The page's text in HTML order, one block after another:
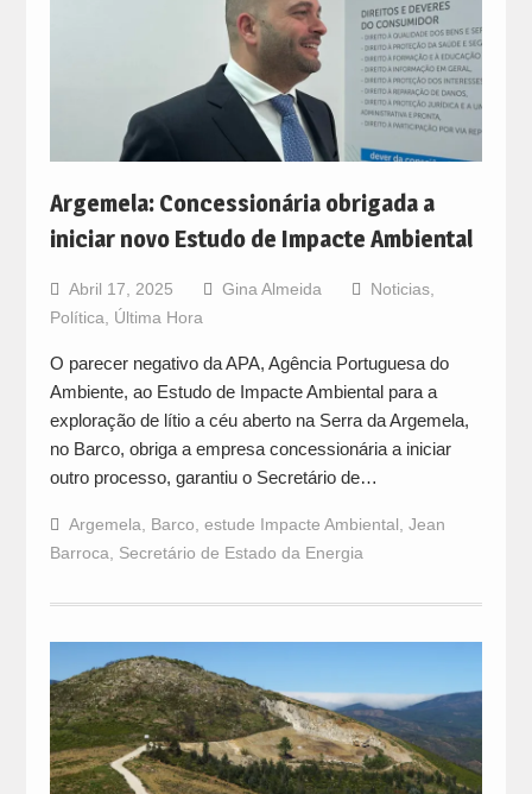
Argemela: Concessionária obrigada a
iniciar novo Estudo de Impacte Ambiental
Abril 17, 2025 Gina Almeida Noticias,
Política
Última Hora
O parecer negativo da APA, Agência Portuguesa do
Ambiente, ao Estudo de Impacte Ambiental para a
exploração de lítio a céu aberto na Serra da Argemela,
no Barco, obriga a empresa concessionária a iniciar
outro processo, garantiu o Secretário de…
Argemela Barco estude Impacte Ambiental Jean
Barroca
Secretário de Estado da Energia